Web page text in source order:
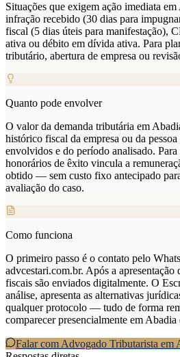
Situações que exigem ação imediata
infração recebido (30 dias para
fiscal (5 dias úteis para manifestação),
ativa ou débito em dívida ativa. Para
tributário, abertura de empresa ou
Quanto pode envolver
O valor da demanda tributária em
histórico fiscal da empresa ou da
envolvidos e do período analisado.
honorários de êxito vincula a
obtido — sem custo fixo antecipado
avaliação do caso.
Como funciona
O primeiro passo é o contato pelo
advcestari.com.br. Após a apresentação
fiscais são enviados digitalmente. O
análise, apresenta as alternativas
qualquer protocolo — tudo de forma
comparecer presencialmente em Abadia
Falar com Advogado Tributarista em